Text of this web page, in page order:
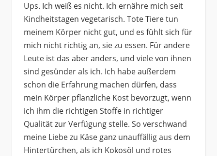
Ups. Ich weiß es nicht. Ich ernähre mich seit
Kindheitstagen vegetarisch. Tote Tiere tun
meinem Körper nicht gut, und es fühlt sich für
mich nicht richtig an, sie zu essen. Für andere
Leute ist das aber anders, und viele von ihnen
sind gesünder als ich. Ich habe außerdem
schon die Erfahrung machen dürfen, dass
mein Körper pflanzliche Kost bevorzugt, wenn
ich ihm die richtigen Stoffe in richtiger
Qualität zur Verfügung stelle. So verschwand
meine Liebe zu Käse ganz unauffällig aus dem
Hintertürchen, als ich Kokosöl und rotes